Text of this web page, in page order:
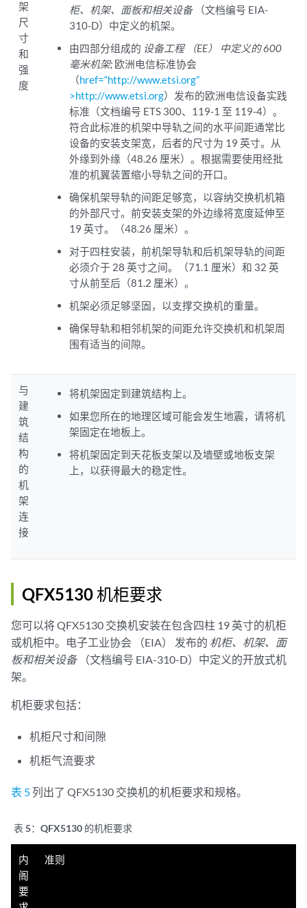
架
尺
寸
和
强
度
柜、机架、面板和相关设备（文档编号 EIA-
310-D）中定义的机架。
由四部分组成的 设备工程 （EE） 中定义的 600
毫米机架;欧洲电信标准协会
（href=“http://www.etsi.org”
>http://www.etsi.org）发布的欧洲电信设备实践
标准（文档编号 ETS 300、119-1 至 119-4）。
符合此标准的机架中导轨之间的水平间距通常比
设备的安装支架宽，后者的尺寸为 19 英寸。从
外缘到外缘（48.26 厘米）。根据需要使用经批
准的机翼装置缩小导轨之间的开口。
确保机架导轨的间距足够宽，以容纳交换机机箱
的外部尺寸。前安装支架的外边缘将宽度延伸至
19 英寸。（48.26 厘米）。
对于四柱安装，前机架导轨和后机架导轨的间距
必须介于 28 英寸之间。（71.1 厘米）和 32 英
寸从前至后（81.2 厘米）。
机架必须足够坚固，以支撑交换机的重量。
确保导轨和相邻机架的间距允许交换机和机架周
围有适当的间隙。
与
建
筑
结
构
的
机
架
连
接
将机架固定到建筑结构上。
如果您所在的地理区域可能会发生地震，请将机
架固定在地板上。
将机架固定到天花板支架以及墙壁或地板支架
上，以获得最大的稳定性。
QFX5130 机柜要求
您可以将 QFX5130 交换机安装在包含四柱 19 英寸的机柜
或机柜中。电子工业协会 （EIA） 发布的 机柜、机架、面
板和相关设备（文档编号 EIA-310-D）中定义的开放式机
架。
机柜要求包括：
机柜尺寸和间隙
机柜气流要求
表 5 列出了 QFX5130 交换机的机柜要求和规格。
表 5： QFX5130 的机柜要求
内
阁
要
准则